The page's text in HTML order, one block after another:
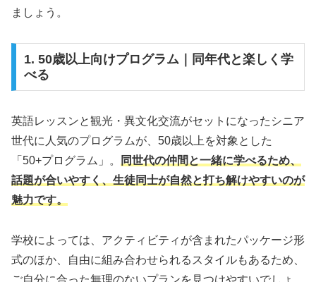
ましょう。
1. 50歳以上向けプログラム｜同年代と楽しく学
べる
英語レッスンと観光・異文化交流がセットになったシニア
世代に人気のプログラムが、50歳以上を対象とした
「50+プログラム」。
同世代の仲間と一緒に学べるため、
話題が合いやすく、生徒同士が自然と打ち解けやすいのが
魅力です。
学校によっては、アクティビティが含まれたパッケージ形
式のほか、自由に組み合わせられるスタイルもあるため、
ご自分に合った無理のないプランを見つけやすいでしょ